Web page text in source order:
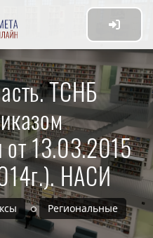
ТСНБ
13.03.2015
НАСИ
Региональные